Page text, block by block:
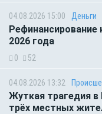
04.08.2026 15:00 Деньги
Рефинансирование
2026 года
0 52
04.08.2026 13:32
Жуткая трагедия
трёх местных